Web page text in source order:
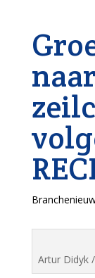
naar
Artur Didyk